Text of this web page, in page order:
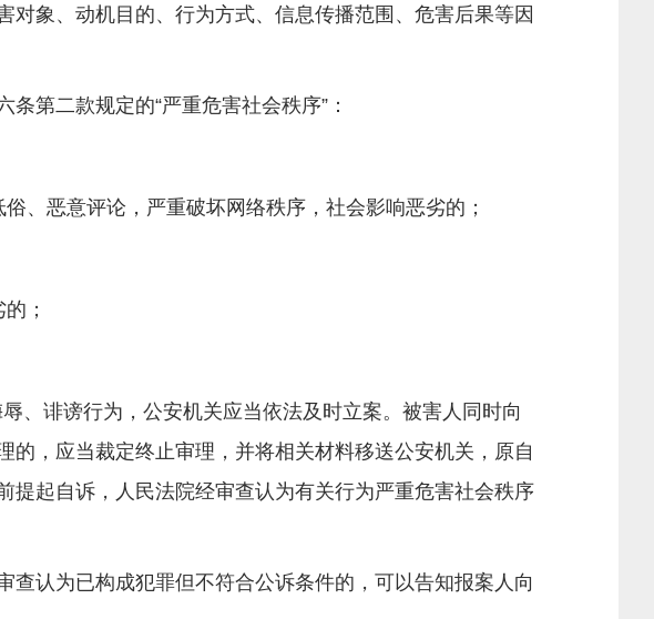
象、动机目的、行为方式、信息传播范围、危害后果等因
第二款规定的“严重危害社会秩序”：
恶意评论，严重破坏网络秩序，社会影响恶劣的；
；
诽谤行为，公安机关应当依法及时立案。被害人同时向
，应当裁定终止审理，并将相关材料移送公安机关，原自
起自诉，人民法院经审查认为有关行为严重危害社会秩序
认为已构成犯罪但不符合公诉条件的，可以告知报案人向